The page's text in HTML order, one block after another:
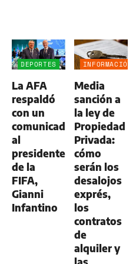
DEPORTES
La AFA
respaldó
con un
comunicado
al
presidente
de la
FIFA,
Gianni
Infantino
INFORMACIÓN
Media
sanción a
la ley de
Propiedad
Privada:
cómo
serán los
desalojos
exprés,
los
contratos
de
alquiler y